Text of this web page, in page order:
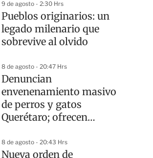
9 de agosto - 2:30 Hrs
Pueblos originarios: un
legado milenario que
sobrevive al olvido
8 de agosto - 20:47 Hrs
Denuncian
envenenamiento masivo
de perros y gatos
Querétaro; ofrecen
responsable
8 de agosto - 20:43 Hrs
Nueva orden de